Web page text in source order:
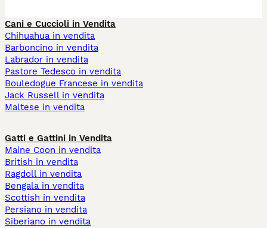
Cani e Cuccioli in Vendita
Chihuahua in vendita
Barboncino in vendita
Labrador in vendita
Pastore Tedesco in vendita
Bouledogue Francese in vendita
Jack Russell in vendita
Maltese in vendita
Gatti e Gattini in Vendita
Maine Coon in vendita
British in vendita
Ragdoll in vendita
Bengala in vendita
Scottish in vendita
Persiano in vendita
Siberiano in vendita